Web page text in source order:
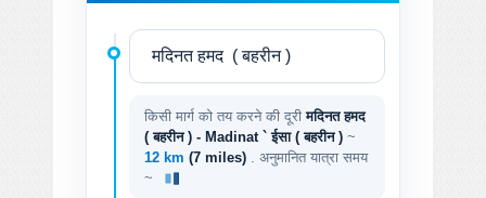
किसी मार्ग को तय करने की दूरीमदिनत हमद
( बहरीन ) - Madinat ` ईसा ( बहरीन ) ~
12 km (7 miles)
. अनुमानित यात्रा समय
~